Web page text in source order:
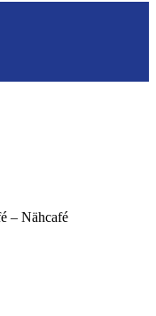
– Nähcafé